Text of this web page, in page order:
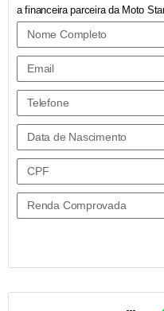
a financeira parceira da Moto